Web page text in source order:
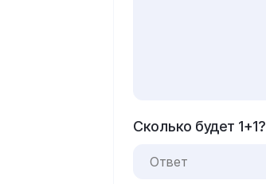
Сколько будет 1+1?